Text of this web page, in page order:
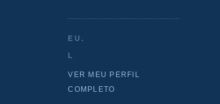
EU.
L
VER MEU PERFIL
COMPLETO